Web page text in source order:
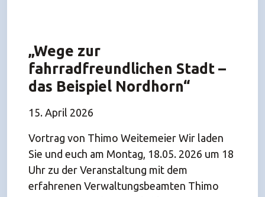
„Wege zur
fahrradfreundlichen Stadt –
das Beispiel Nordhorn“
15. April 2026
Vortrag von Thimo Weitemeier Wir laden
Sie und euch am Montag, 18.05. 2026 um 18
Uhr zu der Veranstaltung mit dem
erfahrenen Verwaltungsbeamten Thimo